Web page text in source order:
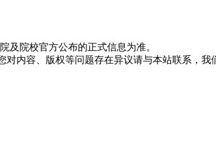
及院校官方公布的正式信息为准。
内容、版权等问题存在异议请与本站联系，我